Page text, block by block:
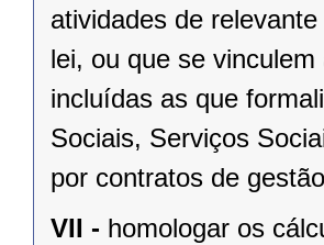
atividades de
lei, ou que se
incluídas as que
Sociais, Serviços
por contratos de
VII - homologar os